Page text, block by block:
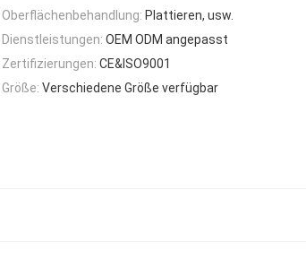
Oberflächenbehandlung: Plattieren, usw.
Dienstleistungen: OEM ODM angepasst
Zertifizierungen: CE&ISO9001
Größe: Verschiedene Größe verfügbar